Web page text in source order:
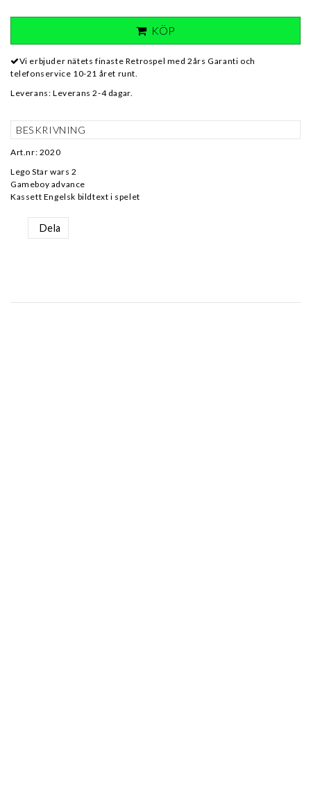
KÖP
Vi erbjuder nätets finaste Retrospel med 2års Garanti och
telefonservice 10-21 året runt.
Leverans: Leverans 2-4 dagar.
BESKRIVNING
Art.nr: 2020
Lego Star wars 2
Gameboy advance
Kassett Engelsk bildtext i spelet
Dela